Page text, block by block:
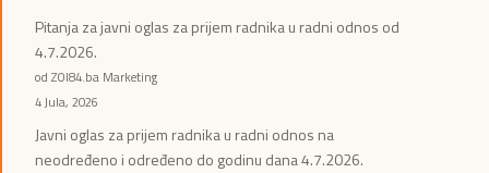
Pitanja za javni oglas za prijem radnika u radni odnos od
4.7.2026.
od ZOI84.ba Marketing
4 Jula, 2026
Javni oglas za prijem radnika u radni odnos na
neodređeno i određeno do godinu dana 4.7.2026.